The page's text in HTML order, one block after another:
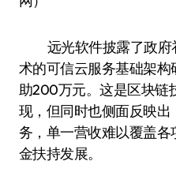
远光软件披露了政
术的可信云服务基础架
助200万元。这是区块链
现，但同时也侧面反映
务，单一营收难以覆盖
金扶持发展。